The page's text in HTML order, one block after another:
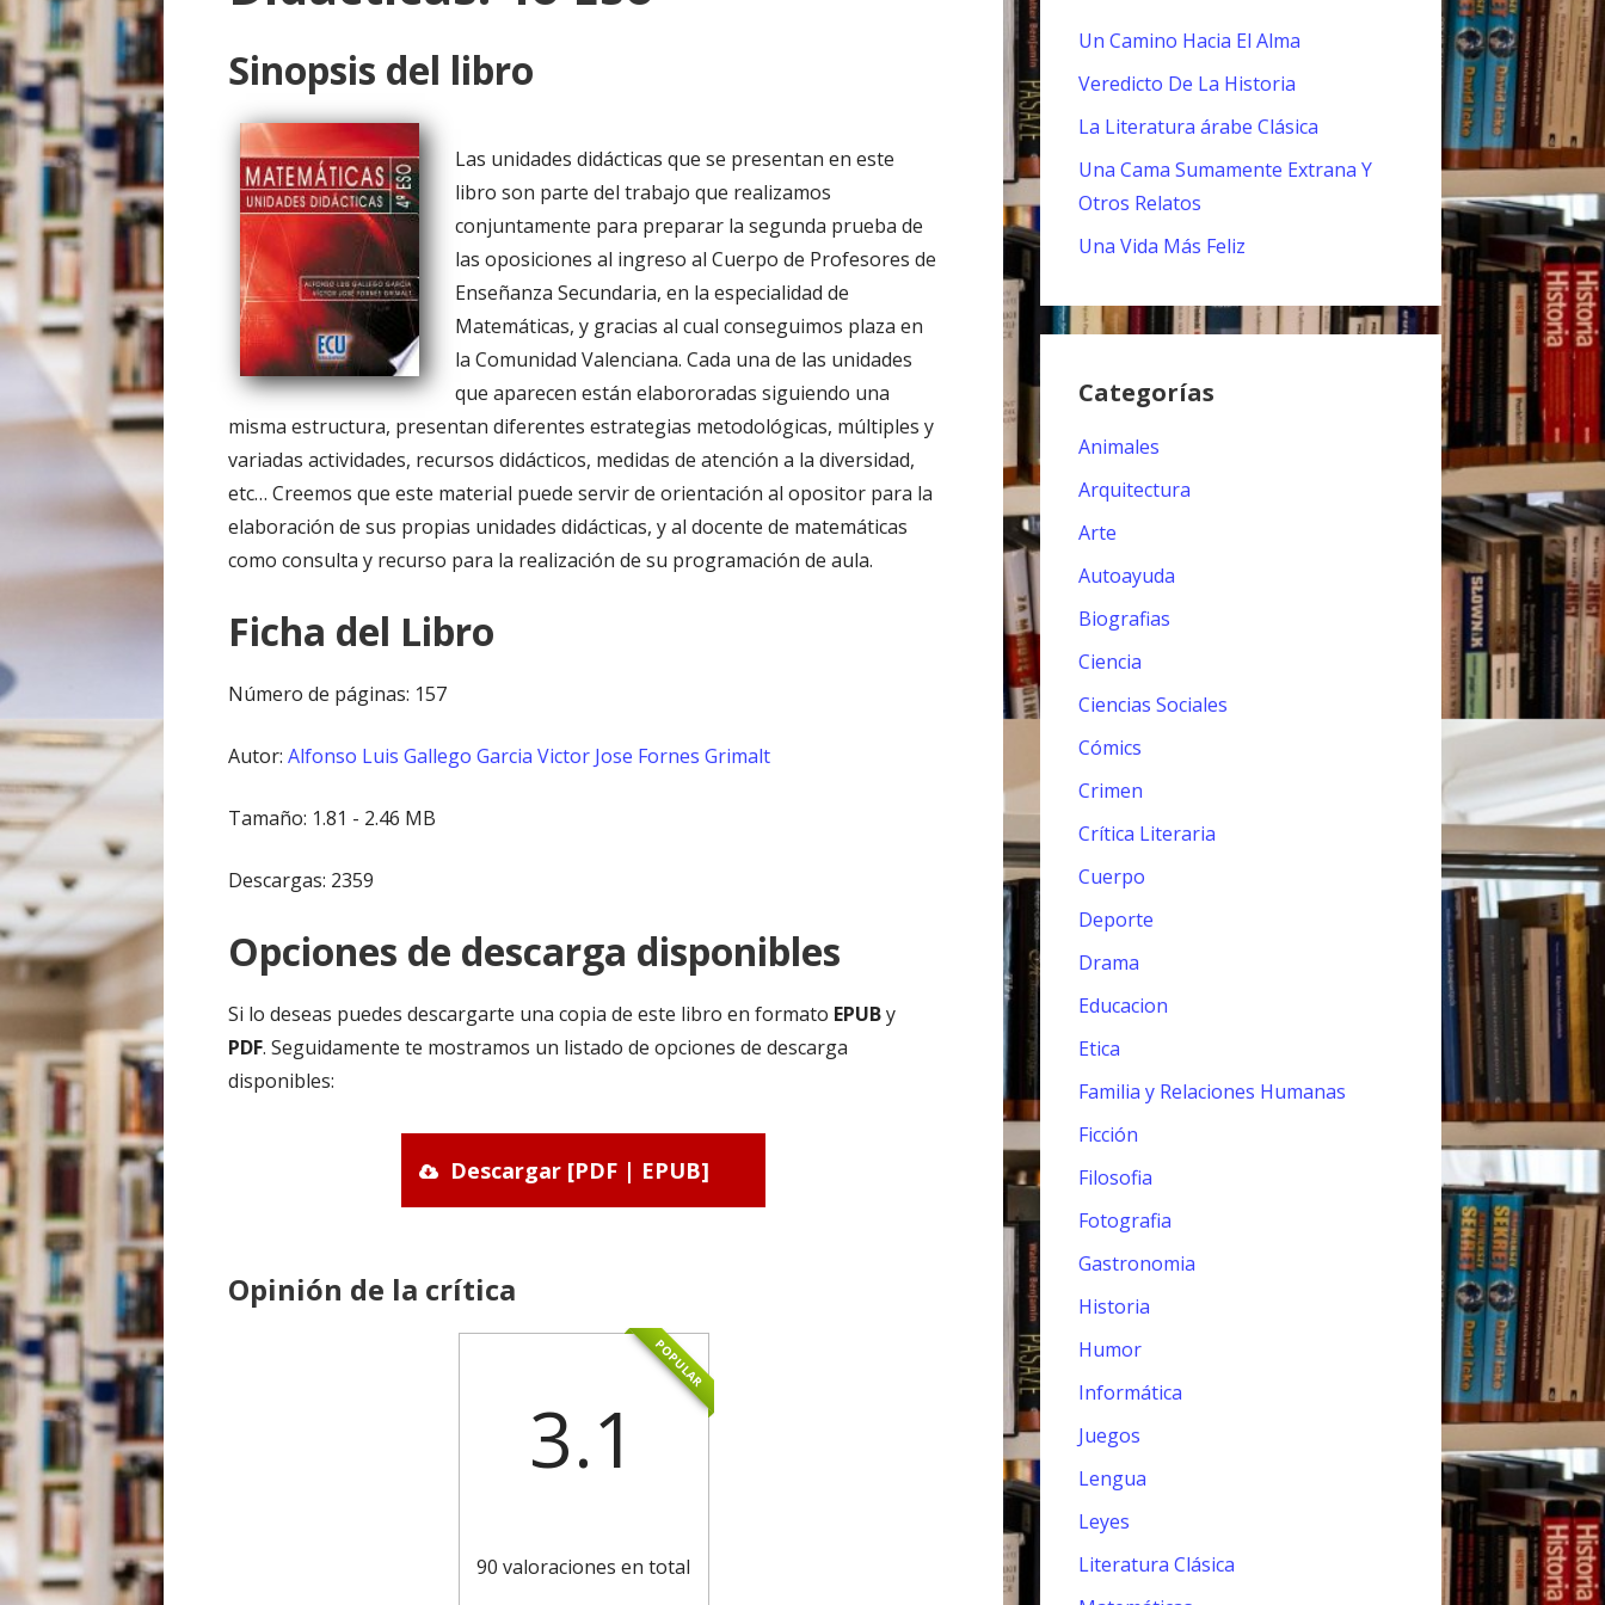
o
Sinopsis del libro
Las unidades didácticas que se presentan en este
libro son parte del trabajo que realizamos
conjuntamente para preparar la segunda prueba de
las oposiciones al ingreso al Cuerpo de Profesores de
Enseñanza Secundaria, en la especialidad de
Matemáticas, y gracias al cual conseguimos plaza en
la Comunidad Valenciana. Cada una de las unidades
que aparecen están elabororadas siguiendo una
misma estructura, presentan diferentes estrategias metodológicas, múltiples y
variadas actividades, recursos didácticos, medidas de atención a la diversidad,
etc… Creemos que este material puede servir de orientación al opositor para la
elaboración de sus propias unidades didácticas, y al docente de matemáticas
como consulta y recurso para la realización de su programación de aula.
Ficha del Libro
Número de páginas: 157
Autor:Alfonso Luis Gallego Garcia Victor Jose Fornes Grimalt
Tamaño: 1.81 - 2.46 MB
Descargas: 2359
Opciones de descarga disponibles
Si lo deseas puedes descargarte una copia de este libro en formato EPUBy
PDF. Seguidamente te mostramos un listado de opciones de descarga
disponibles:
Descargar [PDF | EPUB]
Opinión de la crítica
POPULAR
3.1
90 valoraciones en total
Un Camino Hacia El Alma
Veredicto De La Historia
La Literatura árabe Clásica
Una Cama Sumamente Extrana Y
Otros Relatos
Una Vida Más Feliz
Categorías
Animales
Arquitectura
Arte
Autoayuda
Biografias
Ciencia
Ciencias Sociales
Cómics
Crimen
Crítica Literaria
Cuerpo
Deporte
Drama
Educacion
Etica
Familia y Relaciones Humanas
Ficción
Filosofia
Fotografia
Gastronomia
Historia
Humor
Informática
Juegos
Lengua
Leyes
Literatura Clásica